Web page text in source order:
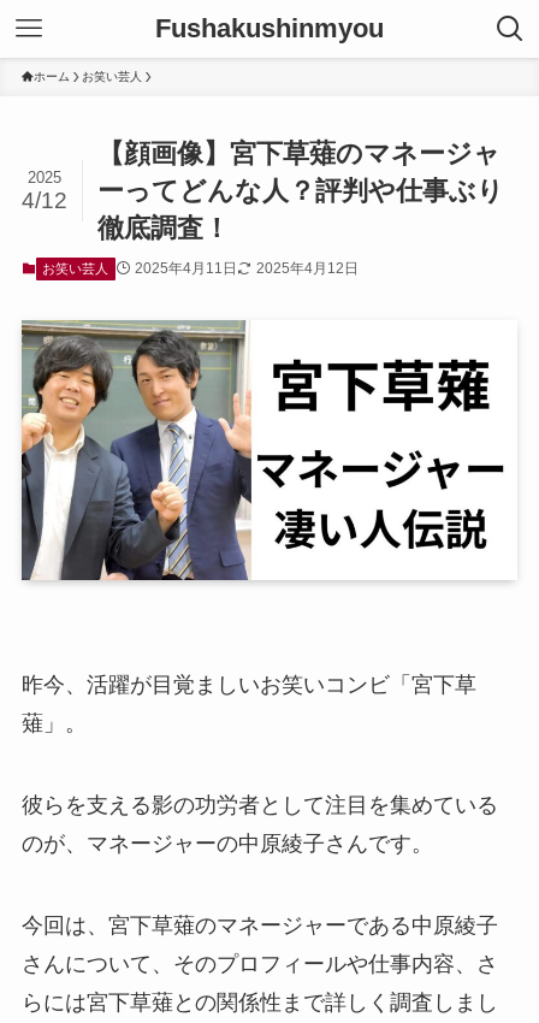
Fushakushinmyou
ホーム お笑い芸人
【顔画像】宮下草薙のマネージャ
ーってどんな人？評判や仕事ぶり
徹底調査！
2025
4/12
お笑い芸人 2025年4月11日 2025年4月12日
昨今、活躍が目覚ましいお笑いコンビ「宮下草
薙」。
彼らを支える影の功労者として注目を集めている
のが、マネージャーの中原綾子さんです。
今回は、宮下草薙のマネージャーである中原綾子
さんについて、そのプロフィールや仕事内容、さ
らには宮下草薙との関係性まで詳しく調査しまし